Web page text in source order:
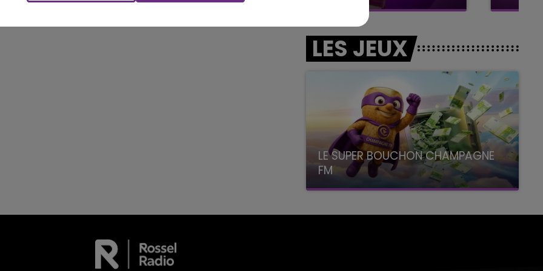
en fin de matinée sur l'A34.
LES JEUX
LE SUPER BOUCHON CHAMPAGNE
FM
avec La Famille Champagne FM, à 8H10